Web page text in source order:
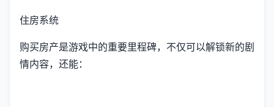
住房系统
购买房产是游戏中的重要里程碑，不仅可以解锁新的剧
情内容，还能：